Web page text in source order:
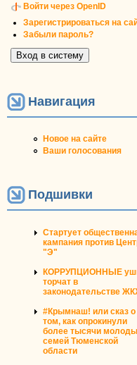
Войти через OpenID
Зарегистрироваться на
Забыли пароль?
Навигация
Новое на сайте
Ваши голосования
Подшивки
Стартует
кампания против
"Э"
КОРРУПЦИОННЫЕ
торчат в
законодательстве
#Крымнаш! или сказ о
том, как опрокинули
более тысячи
семей Тюменской
области